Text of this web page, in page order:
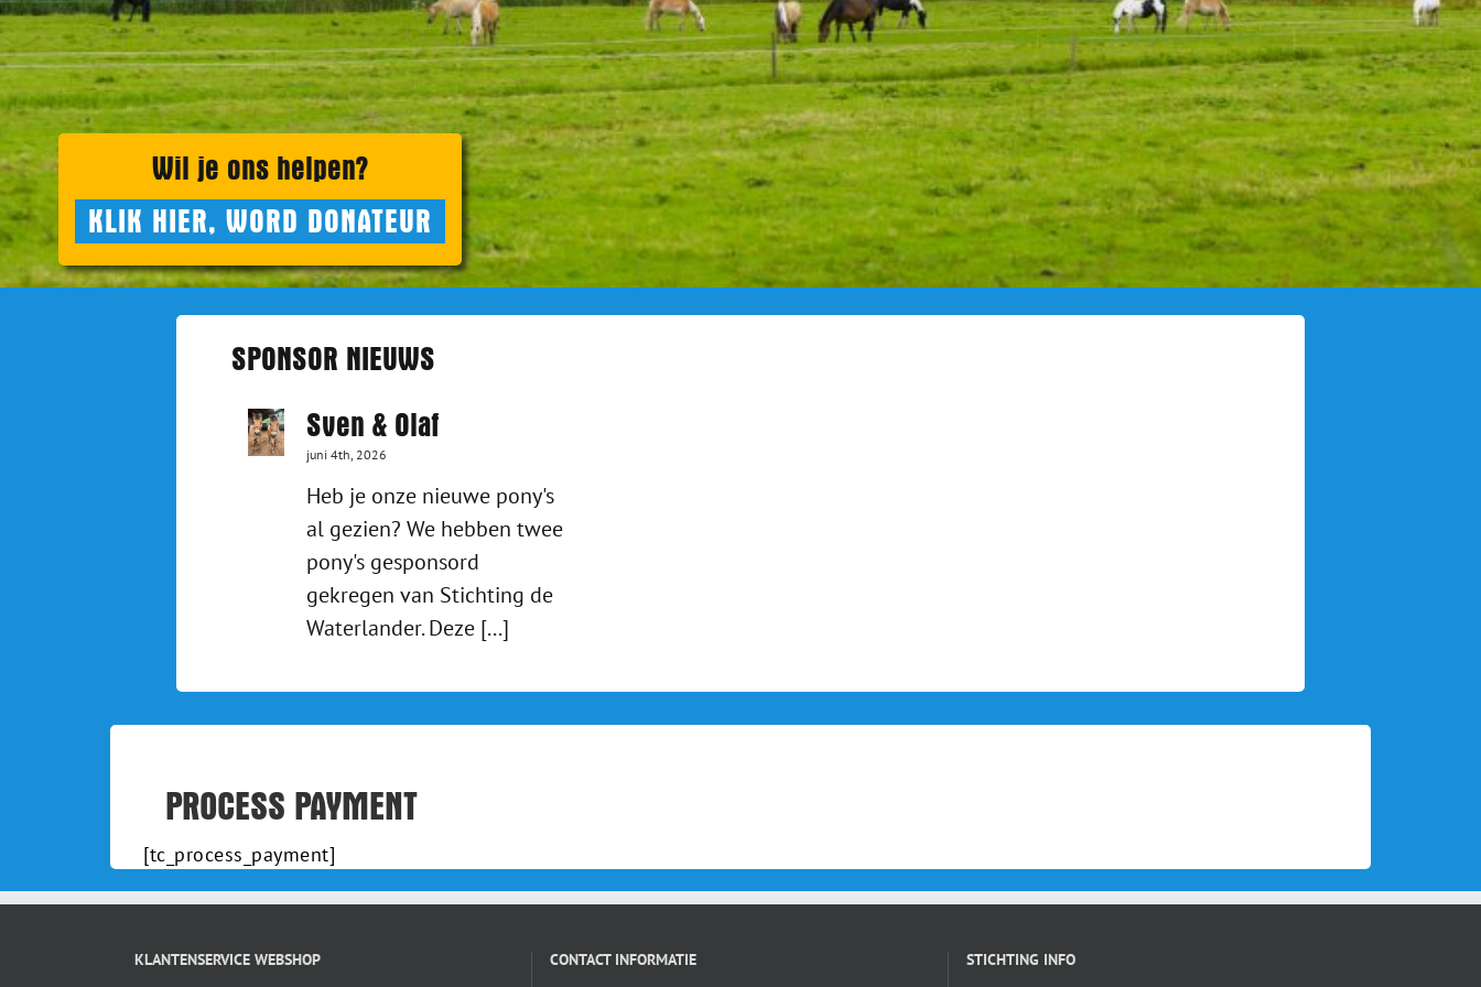
Wil je ons helpen?
KLIK HIER, WORD DONATEUR
SPONSOR NIEUWS
Sven & Olaf
juni 4th, 2026
Heb je onze nieuwe pony's
al gezien? We hebben twee
pony's gesponsord
gekregen van Stichting de
Waterlander. Deze [...]
PROCESS PAYMENT
[tc_process_payment]
KLANTENSERVICE WEBSHOP CONTACT INFORMATIE STICHTING INFO